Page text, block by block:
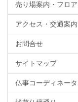
売り場案内・フロ
アクセス・交通案
お問合せ
サイトマップ
仏事コーディネー